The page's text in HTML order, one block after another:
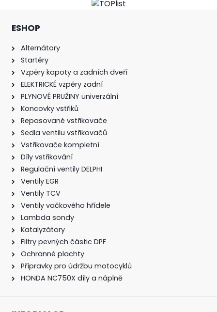
ESHOP
Alternátory
Startéry
Vzpěry kapoty a zadních dveří
ELEKTRICKÉ vzpěry zadní
PLYNOVÉ PRUŽINY univerzální
Koncovky vstřiků
Repasované vstřikovače
Sedla ventilu vstřikovačů
Vstřikovače kompletní
Díly vstřikování
Regulační ventily DELPHI
Ventily EGR
Ventily TCV
Ventily vačkového hřídele
Lambda sondy
Katalyzátory
Filtry pevných částic DPF
Ochranné plachty
Přípravky pro údržbu motocyklů
HONDA NC750X díly a náplně